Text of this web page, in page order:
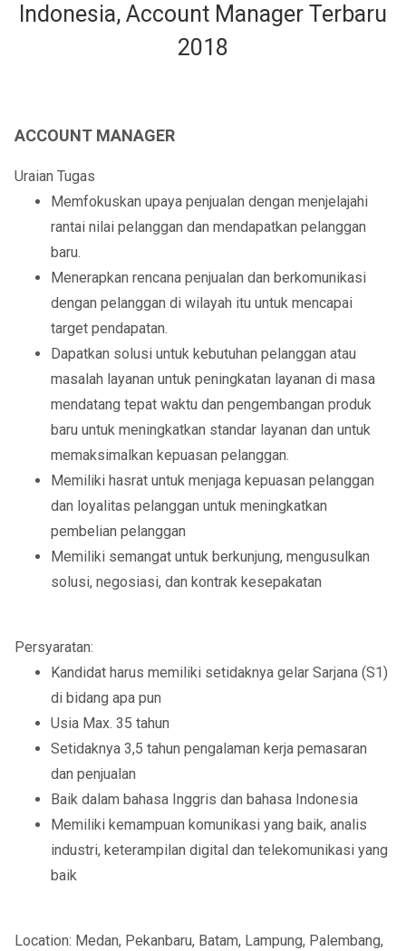
Indonesia, Account Manager Terbaru
2018
ACCOUNT MANAGER
Uraian Tugas
Memfokuskan upaya penjualan dengan menjelajahi
rantai nilai pelanggan dan mendapatkan pelanggan
baru.
Menerapkan rencana penjualan dan berkomunikasi
dengan pelanggan di wilayah itu untuk mencapai
target pendapatan.
Dapatkan solusi untuk kebutuhan pelanggan atau
masalah layanan untuk peningkatan layanan di masa
mendatang tepat waktu dan pengembangan produk
baru untuk meningkatkan standar layanan dan untuk
memaksimalkan kepuasan pelanggan.
Memiliki hasrat untuk menjaga kepuasan pelanggan
dan loyalitas pelanggan untuk meningkatkan
pembelian pelanggan
Memiliki semangat untuk berkunjung, mengusulkan
solusi, negosiasi, dan kontrak kesepakatan
Persyaratan:
Kandidat harus memiliki setidaknya gelar Sarjana (S1)
di bidang apa pun
Usia Max. 35 tahun
Setidaknya 3,5 tahun pengalaman kerja pemasaran
dan penjualan
Baik dalam bahasa Inggris dan bahasa Indonesia
Memiliki kemampuan komunikasi yang baik, analis
industri, keterampilan digital dan telekomunikasi yang
baik
Location: Medan, Pekanbaru, Batam, Lampung, Palembang,